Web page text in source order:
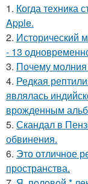
1. Когда техника
Apple.
2. Исторический
- 13
3. Почему молния
4. Редкая
являлась
врожденным
5. Скандал в
обвинения.
6. Это отличное
пространства.